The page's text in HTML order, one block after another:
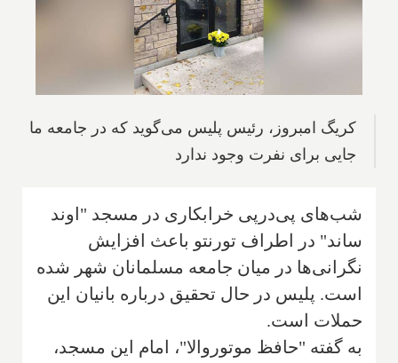
کریگ امبروز، رئیس پلیس می‌گوید که در جامعه ما
جایی برای نفرت وجود ندارد
شب‌های پی‌در‌پی خرابکاری در مسجد "اوند
ساند" در اطراف تورنتو باعث افزایش
نگرانی‌ها در میان جامعه مسلمانان شهر شده
است. پلیس در حال تحقیق درباره بانیان این
حملات است.
به گفته "حافظ موتوروالا"، امام این مسجد،